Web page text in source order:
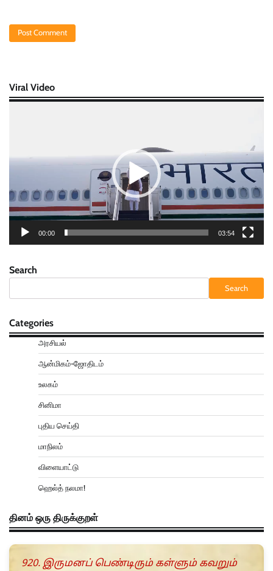
Viral Video
00:00 03:54
Search
Search
Categories
அரசியல்
ஆன்மிகம்-ஜோதிடம்
உலகம்
சினிமா
புதிய செய்தி
மாநிலம்
விளையாட்டு
ஹெல்த் நலமா!
தினம் ஒரு திருக்குறள்
920. இருமனப் பெண்டிரும் கள்ளும் கவறும்